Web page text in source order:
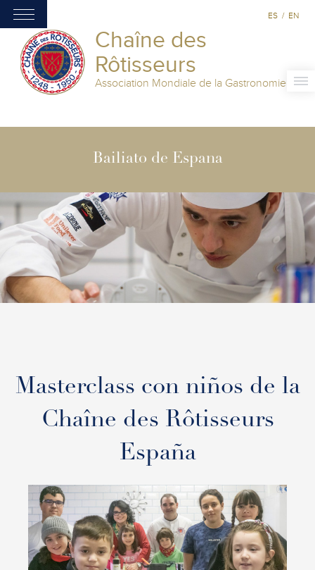
Chaîne des
Rôtisseurs
Association Mondiale de la Gastronomie
ES / EN
Bailiato de Espana
Masterclass con niños de la
Chaîne des Rôtisseurs
España